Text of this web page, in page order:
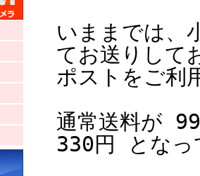
いままでは、
てお送りして
ポストをご利
通常送料が
330円 となっ